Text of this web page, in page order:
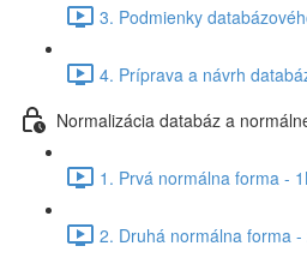
3. Podmienky
4. Príprava a návrh
Normalizácia databáz a
1. Prvá normálna forma -
2. Druhá normálna forma